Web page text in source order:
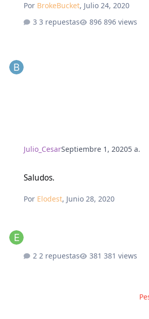
Por BrokeBucket, Julio 24, 2020
3 repuestas
896 views
Julio_CesarSeptiembre 1, 20205 a.
Saludos.
Por Elodest, Junio 28, 2020
2 repuestas 381 views